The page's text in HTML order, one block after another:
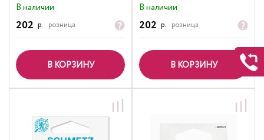
В наличии
202 р. розница
В КОРЗИНУ
В наличии
202 р. розница
В КОРЗИНУ